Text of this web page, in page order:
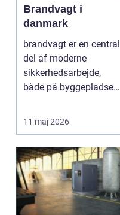
Brandvagt i
danmark
brandvagt er en central
del af moderne
sikkerhedsarbejde,
både på byggepladser,
11 maj 2026